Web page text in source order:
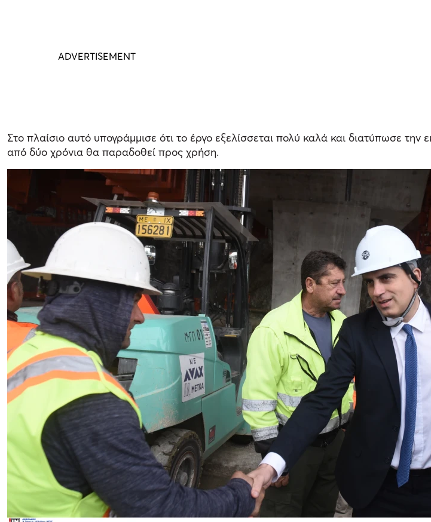
Στο πλαίσιο αυτό υπογράμμισε ότι το έργο εξελίσσεται πολύ καλά και διατύπωσε την
από δύο χρόνια θα παραδοθεί προς χρήση.